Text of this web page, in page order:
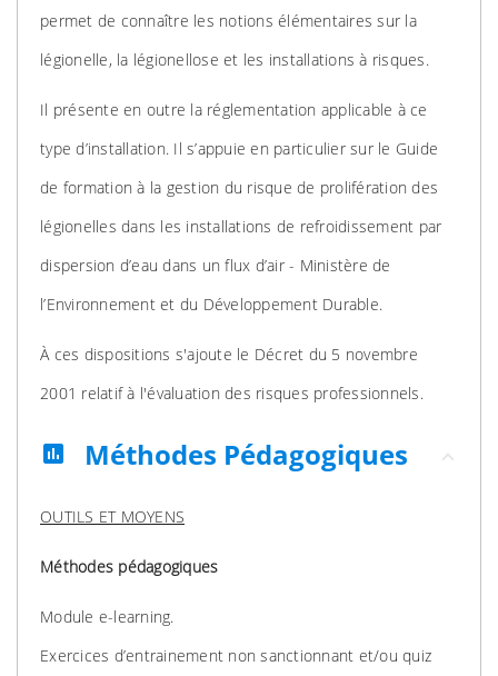
permet de connaître les notions élémentaires sur la
légionelle, la légionellose et les installations à risques.
Il présente en outre la réglementation applicable à ce
type d’installation. Il s’appuie en particulier sur le Guide
de formation à la gestion du risque de prolifération des
légionelles dans les installations de refroidissement par
dispersion d’eau dans un flux d’air - Ministère de
l’Environnement et du Développement Durable.
À ces dispositions s'ajoute le Décret du 5 novembre
2001 relatif à l'évaluation des risques professionnels.
assessment Méthodes Pédagogiques
OUTILS ET MOYENS
Méthodes pédagogiques
Module e-learning.
Exercices d’entrainement non sanctionnant et/ou quiz